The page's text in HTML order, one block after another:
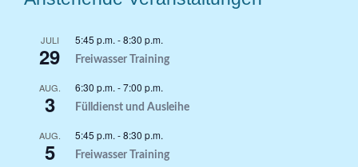
JULI
29
5:45 p.m. -8:30 p.m.
Freiwasser Training
AUG.
3
6:30 p.m. -7:00 p.m.
Fülldienst und Ausleihe
AUG.
5
5:45 p.m. -8:30 p.m.
Freiwasser Training